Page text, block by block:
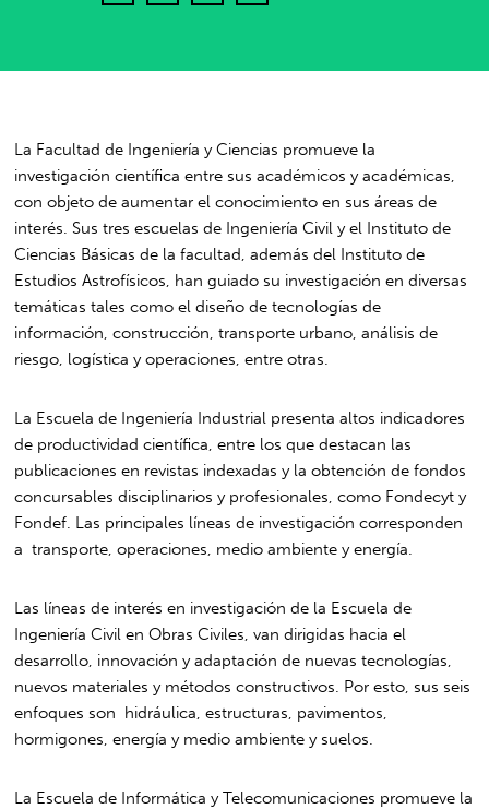
La Facultad de Ingeniería y Ciencias promueve la
investigación científica entre sus académicos y académicas,
con objeto de aumentar el conocimiento en sus áreas de
interés. Sus tres escuelas de Ingeniería Civil y el Instituto de
Ciencias Básicas de la facultad, además del Instituto de
Estudios Astrofísicos, han guiado su investigación en diversas
temáticas tales como el diseño de tecnologías de
información, construcción, transporte urbano, análisis de
riesgo, logística y operaciones, entre otras.
La Escuela de Ingeniería Industrial presenta altos indicadores
de productividad científica, entre los que destacan las
publicaciones en revistas indexadas y la obtención de fondos
concursables disciplinarios y profesionales, como Fondecyt y
Fondef. Las principales líneas de investigación corresponden
a transporte, operaciones, medio ambiente y energía.
Las líneas de interés en investigación de la Escuela de
Ingeniería Civil en Obras Civiles, van dirigidas hacia el
desarrollo, innovación y adaptación de nuevas tecnologías,
nuevos materiales y métodos constructivos. Por esto, sus seis
enfoques son hidráulica, estructuras, pavimentos,
hormigones, energía y medio ambiente y suelos.
La Escuela de Informática y Telecomunicaciones promueve la